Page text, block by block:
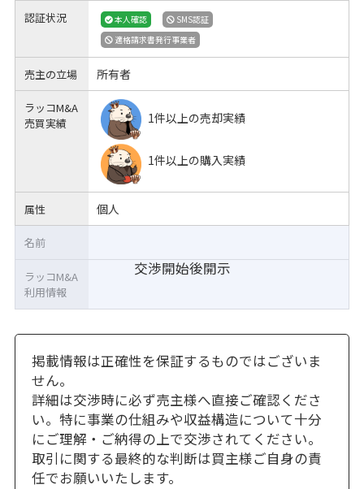
認証状況 本人確認
SMS認証
適格請求書発行事業者
売主の立場 所有者
ラッコM&A
売買実績
1件以上の売却実績
1件以上の購入実績
属性 個人
交渉開始後開示
名前
ラッコM&A
利用情報
掲載情報は正確性を保証するものではございま
せん。
詳細は交渉時に必ず売主様へ直接ご確認くださ
い。特に事業の仕組みや収益構造について十分
にご理解・ご納得の上で交渉されてください。
取引に関する最終的な判断は買主様ご自身の責
任でお願いいたします。